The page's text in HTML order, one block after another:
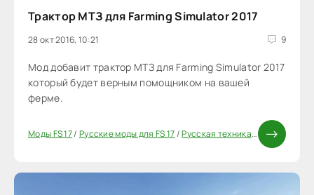
Трактор МТЗ для Farming Simulator 2017
28 окт 2016, 10:21 9
Мод добавит трактор МТЗ для Farming Simulator 2017
который будет верным помощником на вашей
ферме.
Моды FS 17/ Русские моды для FS 17/Русская техника FS 17 /